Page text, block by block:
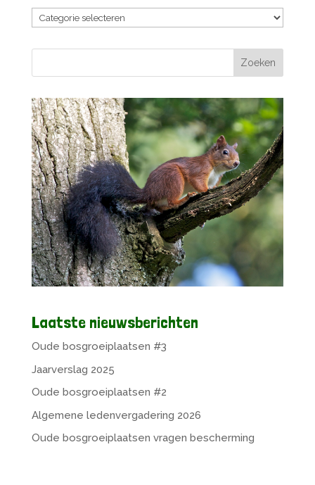
Alle
Laatste nieuwsberichten
Oude bosgroeiplaatsen #3
Jaarverslag 2025
Oude bosgroeiplaatsen #2
Algemene ledenvergadering 2026
Oude bosgroeiplaatsen vragen bescherming